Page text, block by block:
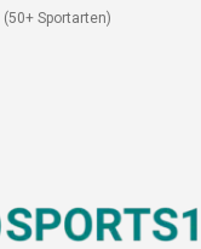
(50+ Sportarten)